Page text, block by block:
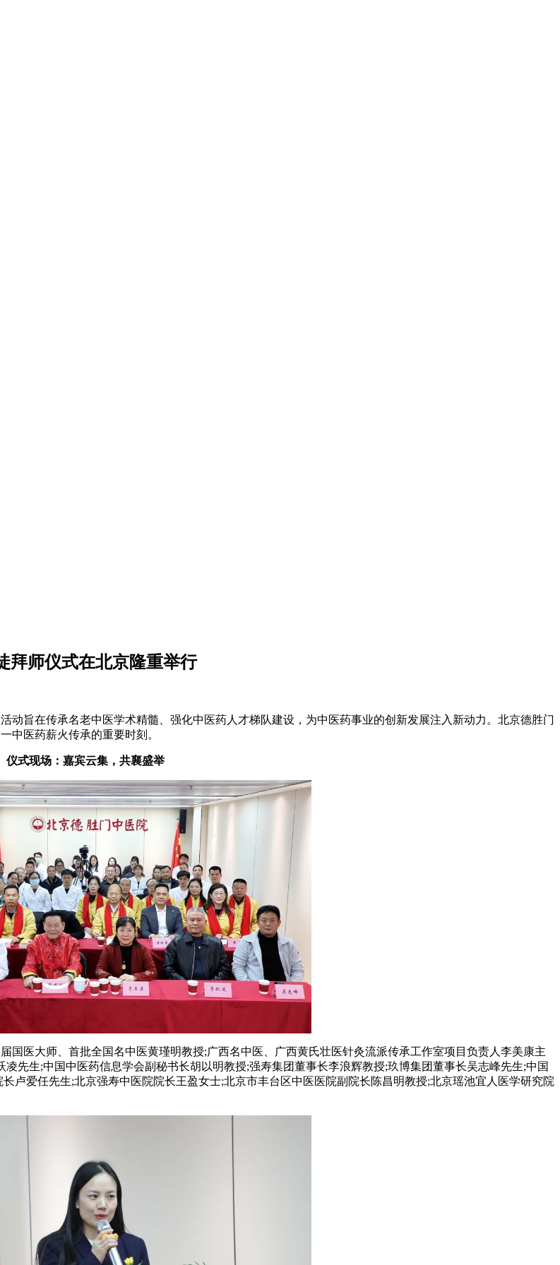
师仪式在北京隆重举行
动旨在传承名老中医学术精髓、强化中医药人才梯队建设，为中医药事业的创新发展注入新动力。北京德胜门
中医药薪火传承的重要时刻。
仪式现场：嘉宾云集，共襄盛举
国医大师、首批全国名中医黄瑾明教授;广西名中医、广西黄氏壮医针灸流派传承工作室项目负责人李美康主
先生;中国中医药信息学会副秘书长胡以明教授;强寿集团董事长李浪辉教授;玖博集团董事长吴志峰先生;中国
卢爱任先生;北京强寿中医院院长王盈女士;北京市丰台区中医医院副院长陈昌明教授;北京瑶池宜人医学研究院